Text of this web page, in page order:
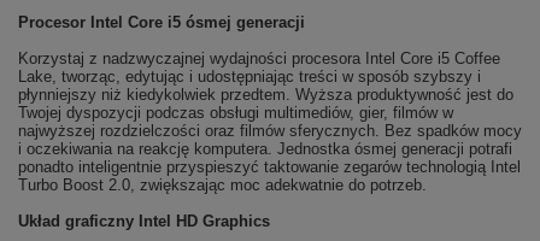
Procesor Intel Core i5 ósmej generacji
Korzystaj z nadzwyczajnej wydajności procesora Intel Core i5 Coffee
Lake, tworząc, edytując i udostępniając treści w sposób szybszy i
płynniejszy niż kiedykolwiek przedtem. Wyższa produktywność jest do
Twojej dyspozycji podczas obsługi multimediów, gier, filmów w
najwyższej rozdzielczości oraz filmów sferycznych. Bez spadków mocy
i oczekiwania na reakcję komputera. Jednostka ósmej generacji potrafi
ponadto inteligentnie przyspieszyć taktowanie zegarów technologią Intel
Turbo Boost 2.0, zwiększając moc adekwatnie do potrzeb.
Układ graficzny Intel HD Graphics